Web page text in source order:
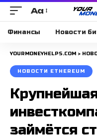
Размера
шрифта
Aa
Финансы Новости
YOURMONEYHELPS.COM >
НОВОСТИ ETHEREUM
займётся